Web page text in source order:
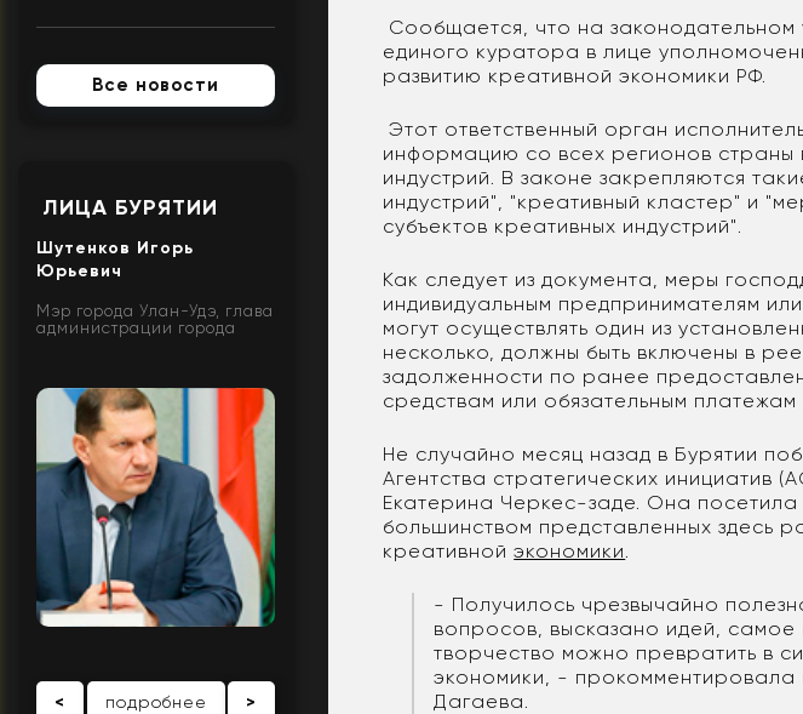
Все новости
ЛИЦА БУРЯТИИ
Шутенков Игорь
Юрьевич
Мэр города Улан-Удэ, глава
администрации города
< подробнее >
Сообщается, что на
единого куратора в лице
развитию креативной экономики РФ.
Этот ответственный орган
информацию со всех регионов страны
индустрий. В законе закрепляются
индустрий", "креативный кластер" и
субъектов креативных индустрий".
Как следует из документа, меры
индивидуальным предпринимателям
могут осуществлять один из
несколько, должны быть включены в
задолженности по ранее
средствам или обязательным
Не случайно месяц назад в Бурятии
Агентства стратегических инициатив
Екатерина Черкес-заде. Она
большинством представленных здесь
креативнойэкономики.
- Получилось чрезвычайно
вопросов, высказано идей, самое
творчество можно превратить в
экономики, - прокомментировала
Дагаева.